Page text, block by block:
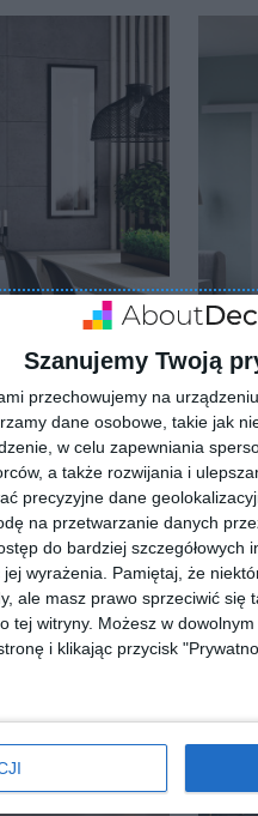
Szanujemy Twoją
przechowujemy na
dane osobowe, takie jak
w celu zapewniania
a także rozwijania i
precyzyjne dane
na przetwarzanie danych
do bardziej
wyrażenia.
Pamiętaj, że
ale masz prawo sprzeciwić
tej witryny. Możesz w
i klikając przycisk
stołem
Dodaj do